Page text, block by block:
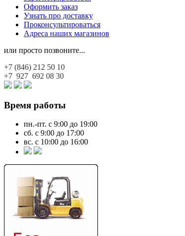
Оформить заказ
Узнать про доставку
Проконсультироваться
Адреса наших магазинов
или просто позвоните...
+7 (846) 212 50 10
+7 927 692 08 30
Время работы
пн.-пт. с 9:00 до 19:00
сб. с 9:00 до 17:00
вс. с 10:00 до 16:00